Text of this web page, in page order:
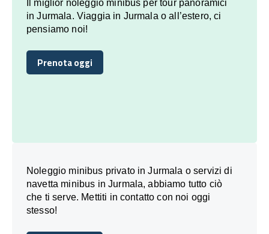
Il miglior noleggio minibus per tour panoramici
in Jurmala. Viaggia in Jurmala o all’estero, ci
pensiamo noi!
Prenota oggi
Prenota oggi
Noleggio minibus privato in Jurmala o servizi di
navetta minibus in Jurmala, abbiamo tutto ciò
che ti serve. Mettiti in contatto con noi oggi
stesso!